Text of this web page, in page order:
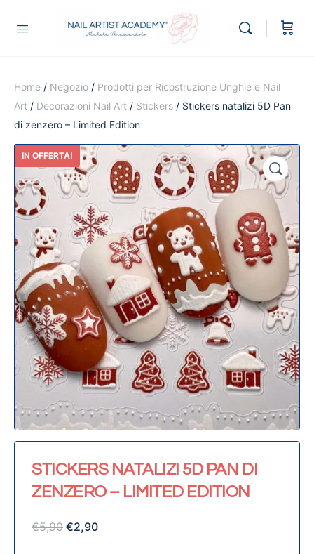
Home / Negozio / Prodotti per Ricostruzione Unghie e Nail
Art / Decorazioni Nail Art / Stickers / Stickers natalizi 5D Pan
di zenzero – Limited Edition
IN OFFERTA!
🔍
STICKERS NATALIZI 5D PAN DI
ZENZERO – LIMITED EDITION
€5,90 €2,90